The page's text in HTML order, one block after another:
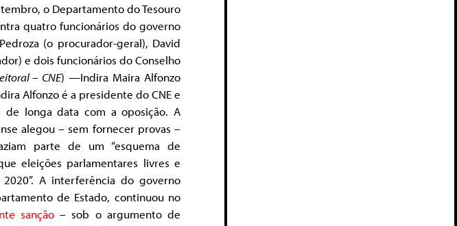
o Departamento do Tesouro
quatro funcionários do governo
(o procurador-geral), David
e dois funcionários do Conselho
– CNE) —Indira Maira Alfonzo
Alfonzo é a presidente do CNE e
de longa data com a oposição. A
alegou – sem fornecer provas –
parte de um “esquema de
eleições parlamentares livres e
A interferência do governo
de Estado, continuou no
sanção – sob o argumento de